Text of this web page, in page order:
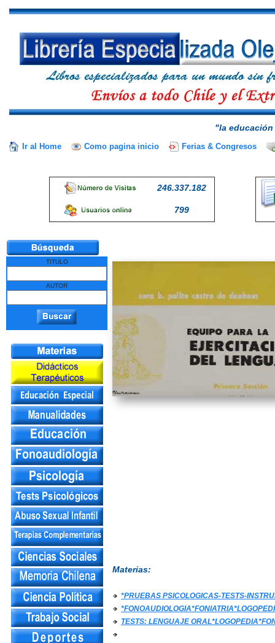
"la
Ir al Home Como pagina inicio Ferias & Congresos
246.337.182
799
TITULO
AUTOR
Materias:
*PRUEBAS PSICOLOGICAS-TESTS-
TESTS: LENGUAJE